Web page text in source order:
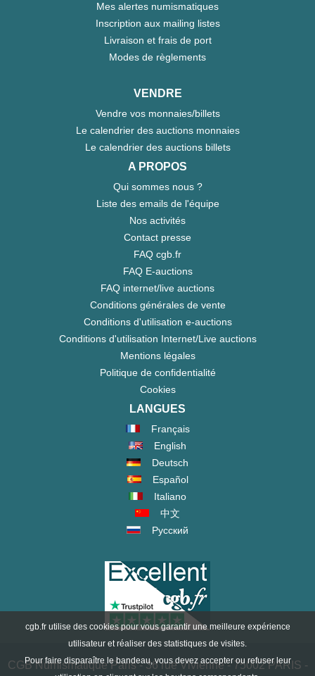
Mes alertes numismatiques
Inscription aux mailing listes
Livraison et frais de port
Modes de règlements
VENDRE
Vendre vos monnaies/billets
Le calendrier des auctions monnaies
Le calendrier des auctions billets
A PROPOS
Qui sommes nous ?
Liste des emails de l'équipe
Nos activités
Contact presse
FAQ cgb.fr
FAQ E-auctions
FAQ internet/live auctions
Conditions générales de vente
Conditions d'utilisation e-auctions
Conditions d'utilisation Internet/Live auctions
Mentions légales
Politique de confidentialité
Cookies
LANGUES
Français
English
Deutsch
Español
Italiano
中文
Русский
CGB Numismatique Paris - 36 rue Vivienne - 75002 PARIS -
cgb.fr utilise des cookies pour vous garantir une meilleure expérience
utilisateur et réaliser des statistiques de visites.
Pour faire disparaître le bandeau, vous devez accepter ou refuser leur